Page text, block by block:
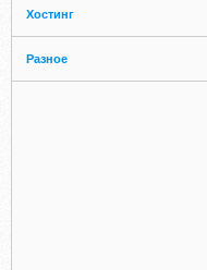
Хостинг
Разное